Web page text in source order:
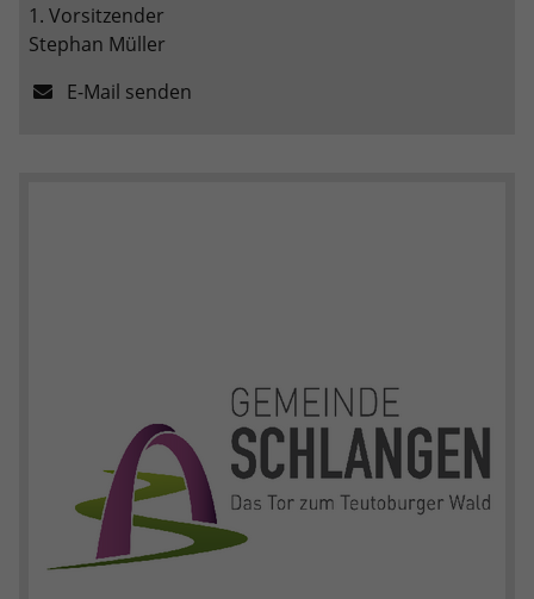
1. Vorsitzender
Stephan Müller
E-Mail senden